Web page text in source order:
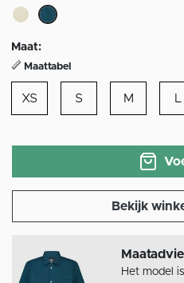
Maat:
Maattabel
XS S M L
Bekijk
Het model